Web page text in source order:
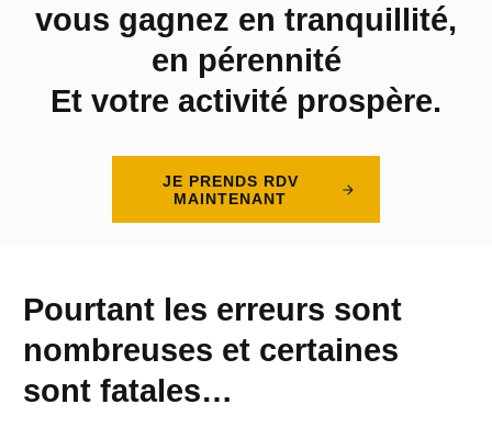
vous gagnez en tranquillité,
en pérennité
Et votre activité prospère.
JE PRENDS RDV
MAINTENANT
Pourtant les erreurs sont
nombreuses et certaines
sont fatales…